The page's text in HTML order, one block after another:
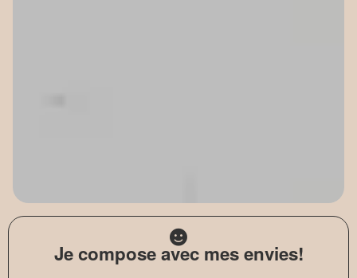
Je compose avec mes envies!